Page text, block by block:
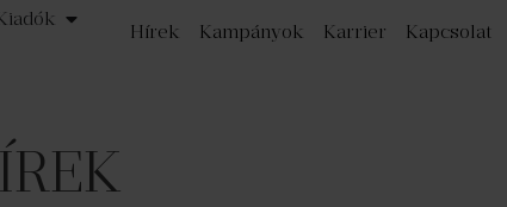
Hírek Kampányok Karrier Kapcsolat